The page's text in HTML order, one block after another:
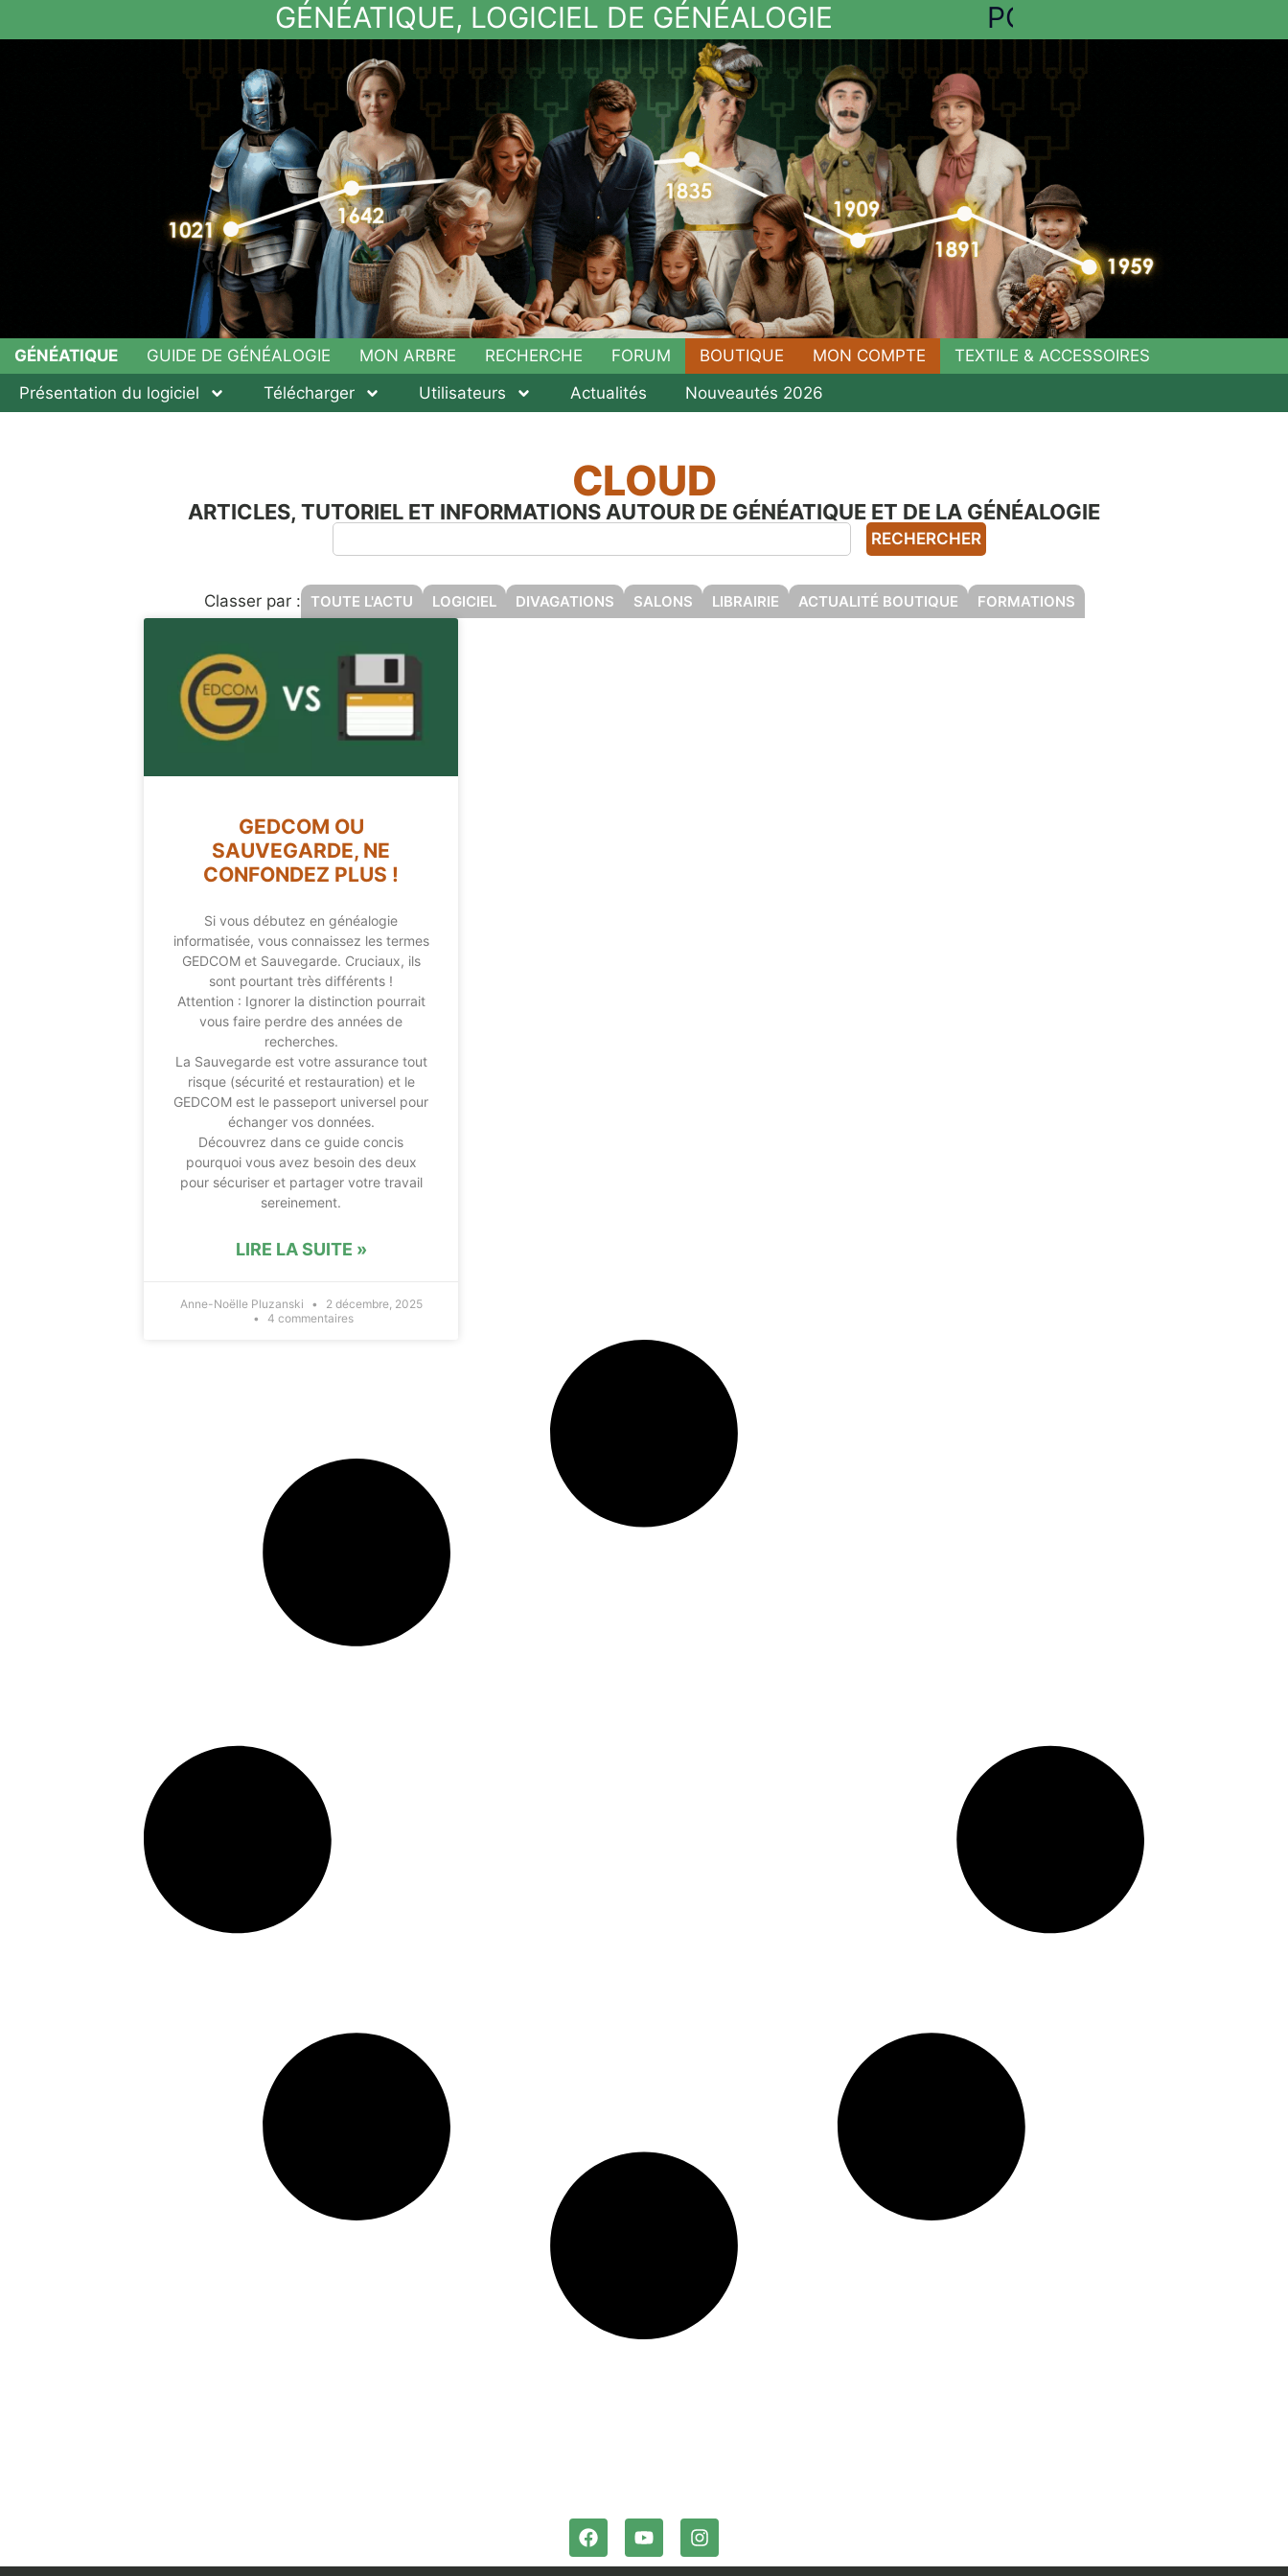
GÉNÉATIQUE, LOGICIEL DE GÉNÉALOGIE T
GÉNÉATIQUE GUIDE DE GÉNÉALOGIE MON ARBRE RECHERCHE FORUM BOUTIQUE MON COMPTE
TEXTILE & ACCESSOIRES
Présentation du logiciel
Télécharger Utilisateurs Actualités Nouveautés 2026
CLOUD
ARTICLES, TUTORIEL ET INFORMATIONS AUTOUR DE GÉNÉATIQUE ET DE LA GÉNÉALOGIE
RECHERCHER
Classer par : TOUTE L'ACTU LOGICIEL DIVAGATIONS SALONS LIBRAIRIE ACTUALITÉ BOUTIQUE FORMATIONS
GEDCOM OU
SAUVEGARDE, NE
CONFONDEZ PLUS !
Si vous débutez en généalogie
informatisée, vous connaissez les termes
GEDCOM et Sauvegarde. Cruciaux, ils
sont pourtant très différents !
Attention : Ignorer la distinction pourrait
vous faire perdre des années de
recherches.
La Sauvegarde est votre assurance tout
risque (sécurité et restauration) et le
GEDCOM est le passeport universel pour
échanger vos données.
Découvrez dans ce guide concis
pourquoi vous avez besoin des deux
pour sécuriser et partager votre travail
sereinement.
LIRE LA SUITE »
Anne-Noëlle Pluzanski
2 décembre, 2025
4 commentaires